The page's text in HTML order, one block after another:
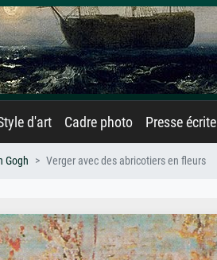
d'art Cadre photo Presse écrite
Gogh Verger avec des abricotiers en fleurs